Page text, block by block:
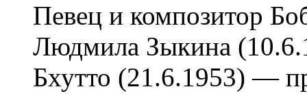
Певец и композитор
Людмила Зыкина
Бхутто (21.6.1953) —